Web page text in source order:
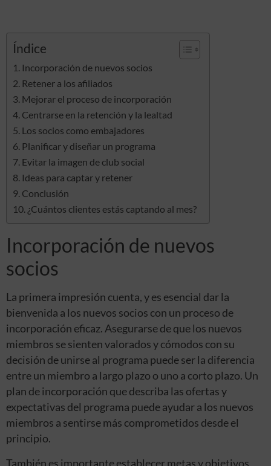
Índice
Incorporación de nuevos socios
Retener a los afiliados
Mejorar el proceso de incorporación
Centrarse en la retención y la lealtad
Los socios como embajadores
Planificar y diseñar un programa
Evitar la imagen de club social
Ideas para captar y retener
Conclusión
¿Cuántos clientes estás captando al mes?
Incorporación de nuevos
socios
La primera impresión cuenta, y es esencial dar la
bienvenida a los nuevos socios con un proceso de
incorporación eficaz. Asegurarse de que los nuevos
miembros se sienten valorados y cómodos con su
decisión de unirse al programa puede ser la diferencia
entre un miembro a largo plazo o uno a corto plazo. Un
plan de incorporación que describa las ofertas y
expectativas del programa puede ayudar a los nuevos
miembros a sentirse más comprometidos desde el
principio.
También es importante establecer metas y objetivos